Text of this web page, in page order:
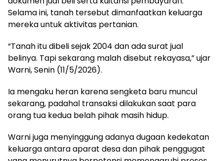
Selama ini, tanah tersebut dimanfaatkan keluarga
mereka untuk aktivitas pertanian.
“Tanah itu dibeli sejak 2004 dan ada surat jual
belinya. Tapi sekarang malah disebut rekayasa,” ujar
Warni, Senin (11/5/2026).
Ia mengaku heran karena sengketa baru muncul
sekarang, padahal transaksi dilakukan saat para
orang tua kedua belah pihak masih hidup.
Warni juga menyinggung adanya dugaan kedekatan
keluarga antara aparat desa dan pihak penggugat